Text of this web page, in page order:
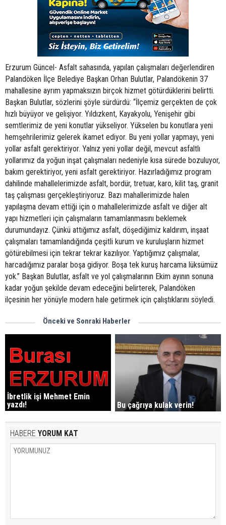
Erzurum Güncel- Asfalt sahasında, yapılan çalışmaları değerlendiren
Palandöken İlçe Belediye Başkan Orhan Bulutlar, Palandökenin 37
mahallesine ayrım yapmaksızın birçok hizmet götürdüklerini belirtti.
Başkan Bulutlar, sözlerini şöyle sürdürdü: “İlçemiz gerçekten de çok
hızlı büyüyor ve gelişiyor. Yıldızkent, Kayakyolu, Yenişehir gibi
semtlerimiz de yeni konutlar yükseliyor. Yükselen bu konutlara yeni
hemşehrilerimiz gelerek ikamet ediyor. Bu yeni yollar yapmayı, yeni
yollar asfalt gerektiriyor. Yalnız yeni yollar değil, mevcut asfaltlı
yollarımız da yoğun inşat çalışmaları nedeniyle kısa sürede bozuluyor,
bakım gerektiriyor, yeni asfalt gerektiriyor. Hazırladığımız program
dahilinde mahallelerimizde asfalt, bordür, tretuar, karo, kilit taş, granit
taş çalışması gerçekleştiriyoruz. Bazı mahallerimizde halen
yapılaşma devam ettiği için o mahallelerimizde asfalt ve diğer alt
yapı hizmetleri için çalışmaların tamamlanmasını beklemek
durumundayız. Çünkü attığımız asfalt, döşediğimiz kaldırım, inşaat
çalışmaları tamamlandığında çeşitli kurum ve kuruluşların hizmet
götürebilmesi için tekrar tekrar kazılıyor. Yaptığımız çalışmalar,
harcadığımız paralar boşa gidiyor. Boşa tek kuruş harcama lüksümüz
yok.” Başkan Bulutlar, asfalt ve yol çalışmalarının Ekim ayının sonuna
kadar yoğun şekilde devam edeceğini belirterek, Palandöken
ilçesinin her yönüyle modern hale getirmek için çalıştıklarını söyledi.
Önceki ve Sonraki Haberler
İbretlik işi Mehmet Emin
yazdı!
Bu çağrıya kulak verin!
HABERE YORUM KAT